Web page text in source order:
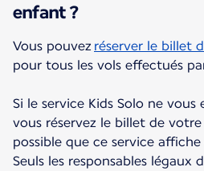
enfant ?
Vous pouvez réserver le billet
pour tous les vols effectués
Si le service Kids Solo ne vous
vous réservez le billet de
possible que ce service
Seuls les responsables légaux